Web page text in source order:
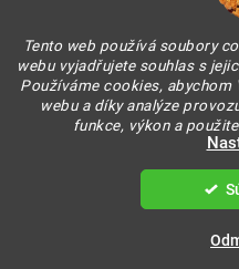
Tento web používá soubory
webu vyjadřujete souhlas s
Používáme cookies,
webu a díky analýze
funkce, výkon a
Prihlásenie affiliate
Instagram
IR